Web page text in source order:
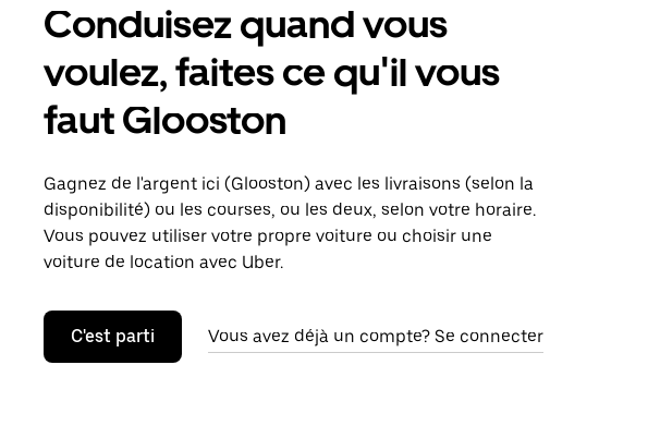
Conduisez quand vous
voulez, faites ce qu'il vous
faut Glooston
Gagnez de l'argent ici (Glooston) avec les livraisons (selon la
disponibilité) ou les courses, ou les deux, selon votre horaire.
Vous pouvez utiliser votre propre voiture ou choisir une
voiture de location avec Uber.
C'est parti Vous avez déjà un compte? Se connecter